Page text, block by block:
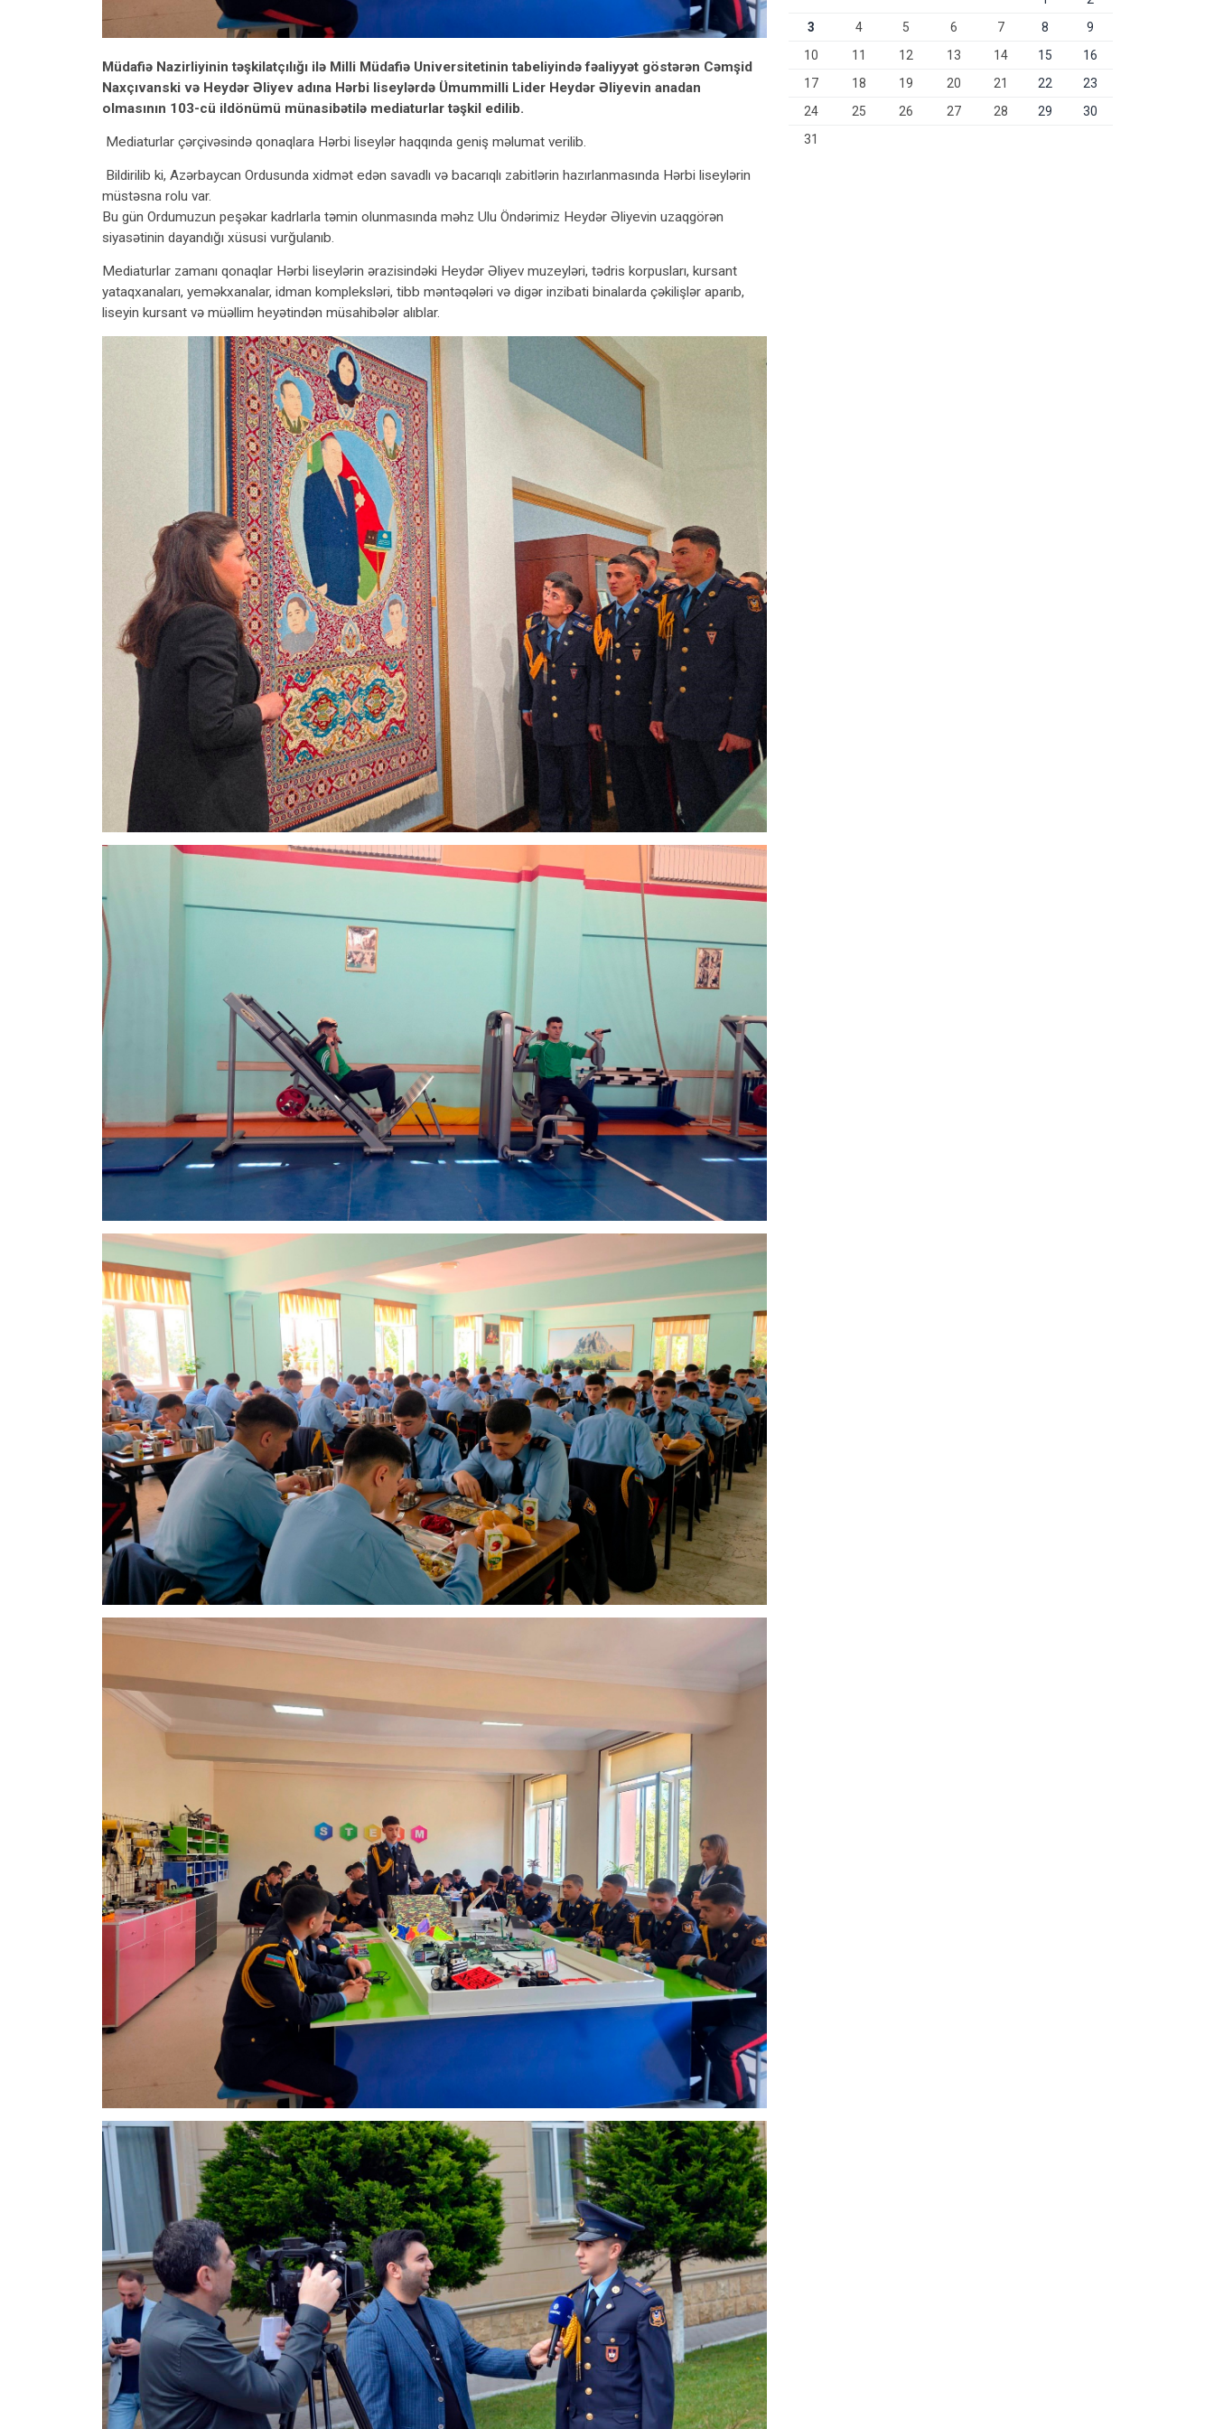
Müdafiə Nazirliyinin təşkilatçılığı ilə Milli Müdafiə Universitetinin tabeliyində fəaliyyət göstərən Cəmşid
Naxçıvanski və Heydər Əliyev adına Hərbi liseylərdə Ümummilli Lider Heydər Əliyevin anadan
olmasının 103-cü ildönümü münasibətilə mediaturlar təşkil edilib.
Mediaturlar çərçivəsində qonaqlara Hərbi liseylər haqqında geniş məlumat verilib.
Bildirilib ki, Azərbaycan Ordusunda xidmət edən savadlı və bacarıqlı zabitlərin hazırlanmasında Hərbi liseylərin
müstəsna rolu var.
Bu gün Ordumuzun peşəkar kadrlarla təmin olunmasında məhz Ulu Öndərimiz Heydər Əliyevin uzaqgörən
siyasətinin dayandığı xüsusi vurğulanıb.
Mediaturlar zamanı qonaqlar Hərbi liseylərin ərazisindəki Heydər Əliyev muzeyləri, tədris korpusları, kursant
yataqxanaları, yeməkxanalar, idman kompleksləri, tibb məntəqələri və digər inzibati binalarda çəkilişlər aparıb,
liseyin kursant və müəllim heyətindən müsahibələr alıblar.
3
4 5 6 7 8
9
10
11 12 13 14 15
16
17
18 19 20 21 22
23
24
25 26 27 28 29
30
31